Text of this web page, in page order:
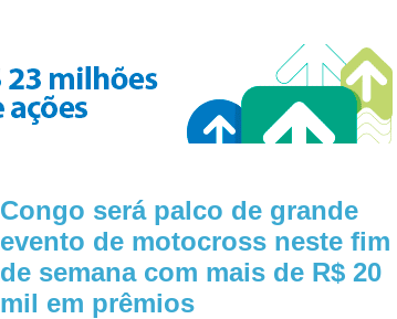
Congo será palco de grande
evento de motocross neste fim
de semana com mais de R$ 20
mil em prêmios